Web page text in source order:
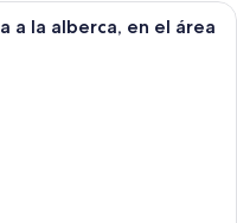
cuádruple clásica, vista
a la alberca, en el área